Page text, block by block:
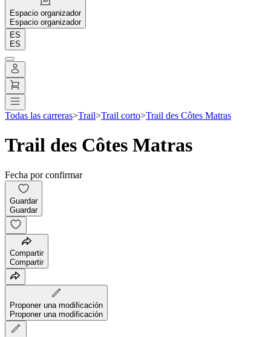
Espacio organizador
Espacio organizador
ES
ES
Todas las carreras>Trail>Trail corto>Trail des Côtes Matras
Trail des Côtes Matras
Fecha por confirmar
Guardar
Guardar
Compartir
Compartir
Proponer una modificación
Proponer una modificación